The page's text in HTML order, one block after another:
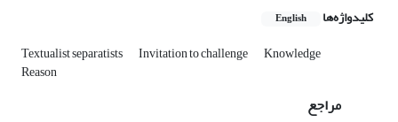
کلیدواژه‌ها English
Textualist separatists Invitation to challenge Knowledge
Reason
مراجع